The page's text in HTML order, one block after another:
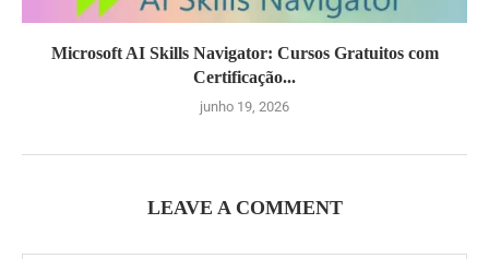
Microsoft AI Skills Navigator: Cursos Gratuitos com
Certificação...
junho 19, 2026
LEAVE A COMMENT